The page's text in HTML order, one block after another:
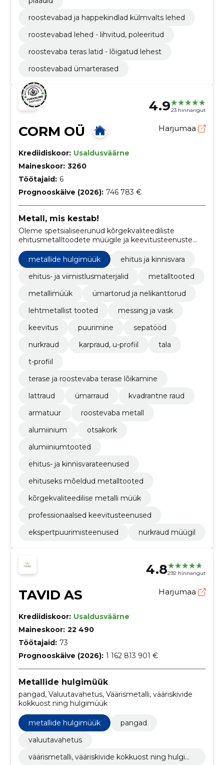
roostevabad ja happekindlad külmvalts lehed
roostevabad lehed - lihvitud, poleeritud
roostevaba teras latid - lõigatud lehest
roostevabad ümarterased
4.923 hinnangut
CORM OÜ Harjumaa
Krediidiskoor: Usaldusväärne
Maineskoor: 3260
Töötajaid: 6
Prognooskäive (2026): 746 783 €
Metall, mis kestab!
Oleme spetsialiseerunud kõrgekvaliteediliste
ehitusmetalltoodete müügile ja keevitusteenuste
pakkumisele ehitus- ja kinnisvarasektorile
metallide hulgimüük
ehitus ja kinnisvara
ehitus- ja viimistlusmaterjalid
metalltooted
metallimüük
ümartorud ja nelikanttorud
lehtmetallist tooted
messing ja vask
keevitus
puurimine
sepatööd
nurkraud
karpraud, u-profiil
tala
t-profiil
terase ja roostevaba terase lõikamine
lattraud
ümarraud
kvadrantne raud
armatuur
roostevaba metall
alumiinium
otsakork
alumiiniumtooted
ehitus- ja kinnisvarateenused
ehituseks mõeldud metalltooted
kõrgekvaliteedilise metalli müük
professionaalsed keevitusteenused
ekspertpuurimisteenused
nurkraud müügil
4.8292 hinnangut
TAVID AS Harjumaa
Krediidiskoor: Usaldusväärne
Maineskoor: 22 490
Töötajaid: 73
Prognooskäive (2026): 1 162 813 901 €
Metallide hulgimüük
pangad, Valuutavahetus, Väärismetalli, vääriskivide
kokkuost ning hulgimüük
metallide hulgimüük
pangad
valuutavahetus
väärismetalli, vääriskivide kokkuost ning hulgim